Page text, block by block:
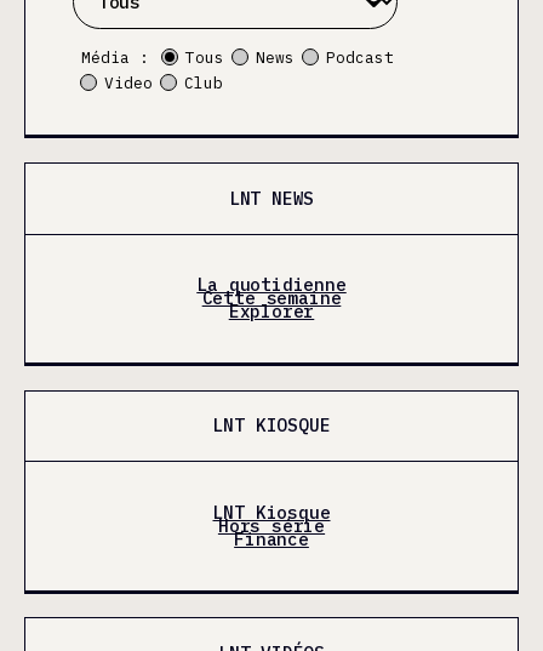
Média : Tous News
Podcast
Video
Club
LNT NEWS
La quotidienne
Cette semaine
Explorer
LNT KIOSQUE
LNT Kiosque
Hors série
Finance